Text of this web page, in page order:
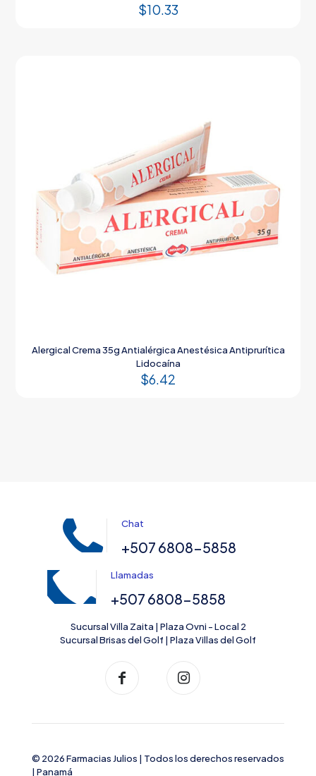
$10.33
Alergical Crema 35g Antialérgica Anestésica Antiprurítica
Lidocaína
$6.42
Chat
+507 6808-5858
Llamadas
+507 6808-5858
Sucursal Villa Zaita | Plaza Ovni - Local 2
Sucursal Brisas del Golf | Plaza Villas del Golf
© 2026 Farmacias Julios | Todos los derechos reservados
| Panamá